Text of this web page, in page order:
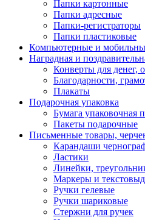
Папки картонные
Папки адресные
Папки-регистраторы
Папки пластиковые
Компьютерные и
Наградная и
Конверты для денег,
Благодарности,
Плакаты
Подарочная упаковка
Бумага упаковочная
Пакеты подарочные
Письменные товары,
Карандаши
Ластики
Линейки,
Маркеры и
Ручки гелевые
Ручки шариковые
Стержни для ручек